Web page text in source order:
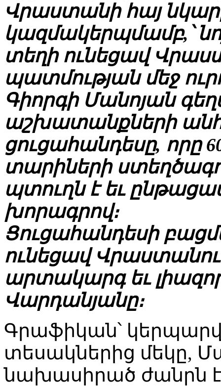
Վրաստանի հայ
կազմակերպմամբ,՝
տեղի ունեցավ
պատմության մեջ
Գիորգի Մանոյան
աշխատանքների
ցուցահանդեսը, որը
տարիների
պտուղն է եւ
խորագրով։
Ցուցահանդեսի
ունեցավ
արտակարգ եւ
Վարդանյանը։
Գրաֆիկան՝
տեսակներից մեկը,
նախասիրած ժանրն է,